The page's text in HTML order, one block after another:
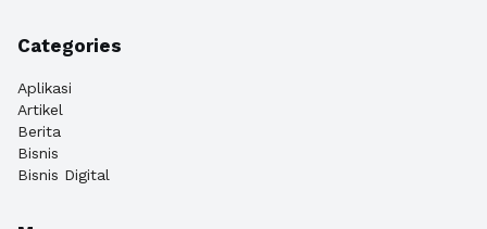
Categories
Aplikasi
Artikel
Berita
Bisnis
Bisnis Digital